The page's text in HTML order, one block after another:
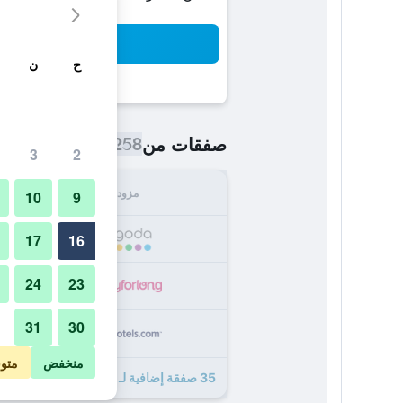
صفقات من258 ﷼
مزود
35 صفقة إضافية لـ فندق Raffaello
ح ن
2
3
9
10
16
17
23
24
30
31
منخفض